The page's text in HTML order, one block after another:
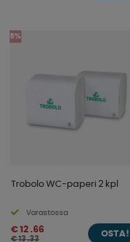
5%
Trobolo WC-paperi 2 kpl
Varastossa
€ 12 .66
€ 13 .33
OSTA!